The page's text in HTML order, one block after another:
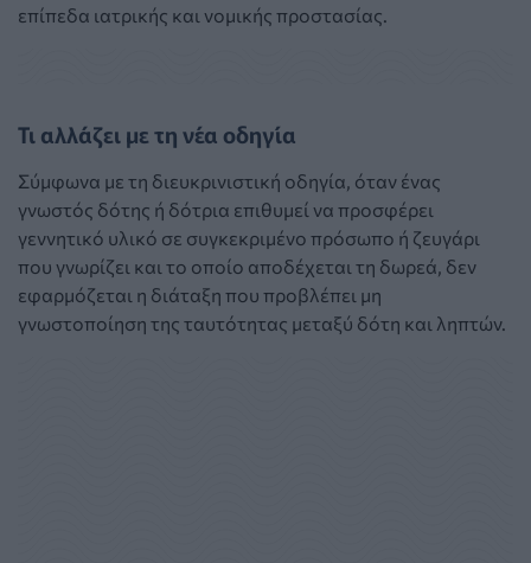
επίπεδα ιατρικής και νομικής προστασίας.
Τι αλλάζει με τη νέα οδηγία
Σύμφωνα με τη διευκρινιστική οδηγία, όταν ένας
γνωστός δότης ή δότρια επιθυμεί να προσφέρει
γεννητικό υλικό σε συγκεκριμένο πρόσωπο ή ζευγάρι
που γνωρίζει και το οποίο αποδέχεται τη δωρεά, δεν
εφαρμόζεται η διάταξη που προβλέπει μη
γνωστοποίηση της ταυτότητας μεταξύ δότη και ληπτών.